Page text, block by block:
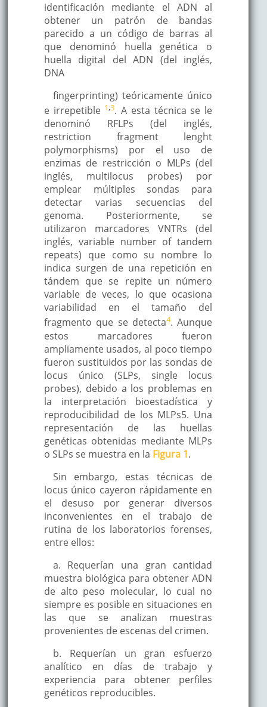
identificación mediante el ADN al
obtener un patrón de bandas
parecido a un código de barras al
que denominó huella genética o
huella digital del ADN (del inglés,
DNA
fingerprinting) teóricamente único
e irrepetible 1,3. A esta técnica se le
denominó RFLPs (del inglés,
restriction fragment lenght
polymorphisms) por el uso de
enzimas de restricción o MLPs (del
inglés, multilocus probes) por
emplear múltiples sondas para
detectar varias secuencias del
genoma. Posteriormente, se
utilizaron marcadores VNTRs (del
inglés, variable number of tandem
repeats) que como su nombre lo
indica surgen de una repetición en
tándem que se repite un número
variable de veces, lo que ocasiona
variabilidad en el tamaño del
fragmento que se detecta4. Aunque
estos marcadores fueron
ampliamente usados, al poco tiempo
fueron sustituidos por las sondas de
locus único (SLPs, single locus
probes), debido a los problemas en
la interpretación bioestadística y
reproducibilidad de los MLPs5. Una
representación de las huellas
genéticas obtenidas mediante MLPs
o SLPs se muestra en la Figura 1.
Sin embargo, estas técnicas de
locus único cayeron rápidamente en
el desuso por generar diversos
inconvenientes en el trabajo de
rutina de los laboratorios forenses,
entre ellos:
a. Requerían una gran cantidad
muestra biológica para obtener ADN
de alto peso molecular, lo cual no
siempre es posible en situaciones en
las que se analizan muestras
provenientes de escenas del crimen.
b. Requerían un gran esfuerzo
analítico en días de trabajo y
experiencia para obtener perfiles
genéticos reproducibles.